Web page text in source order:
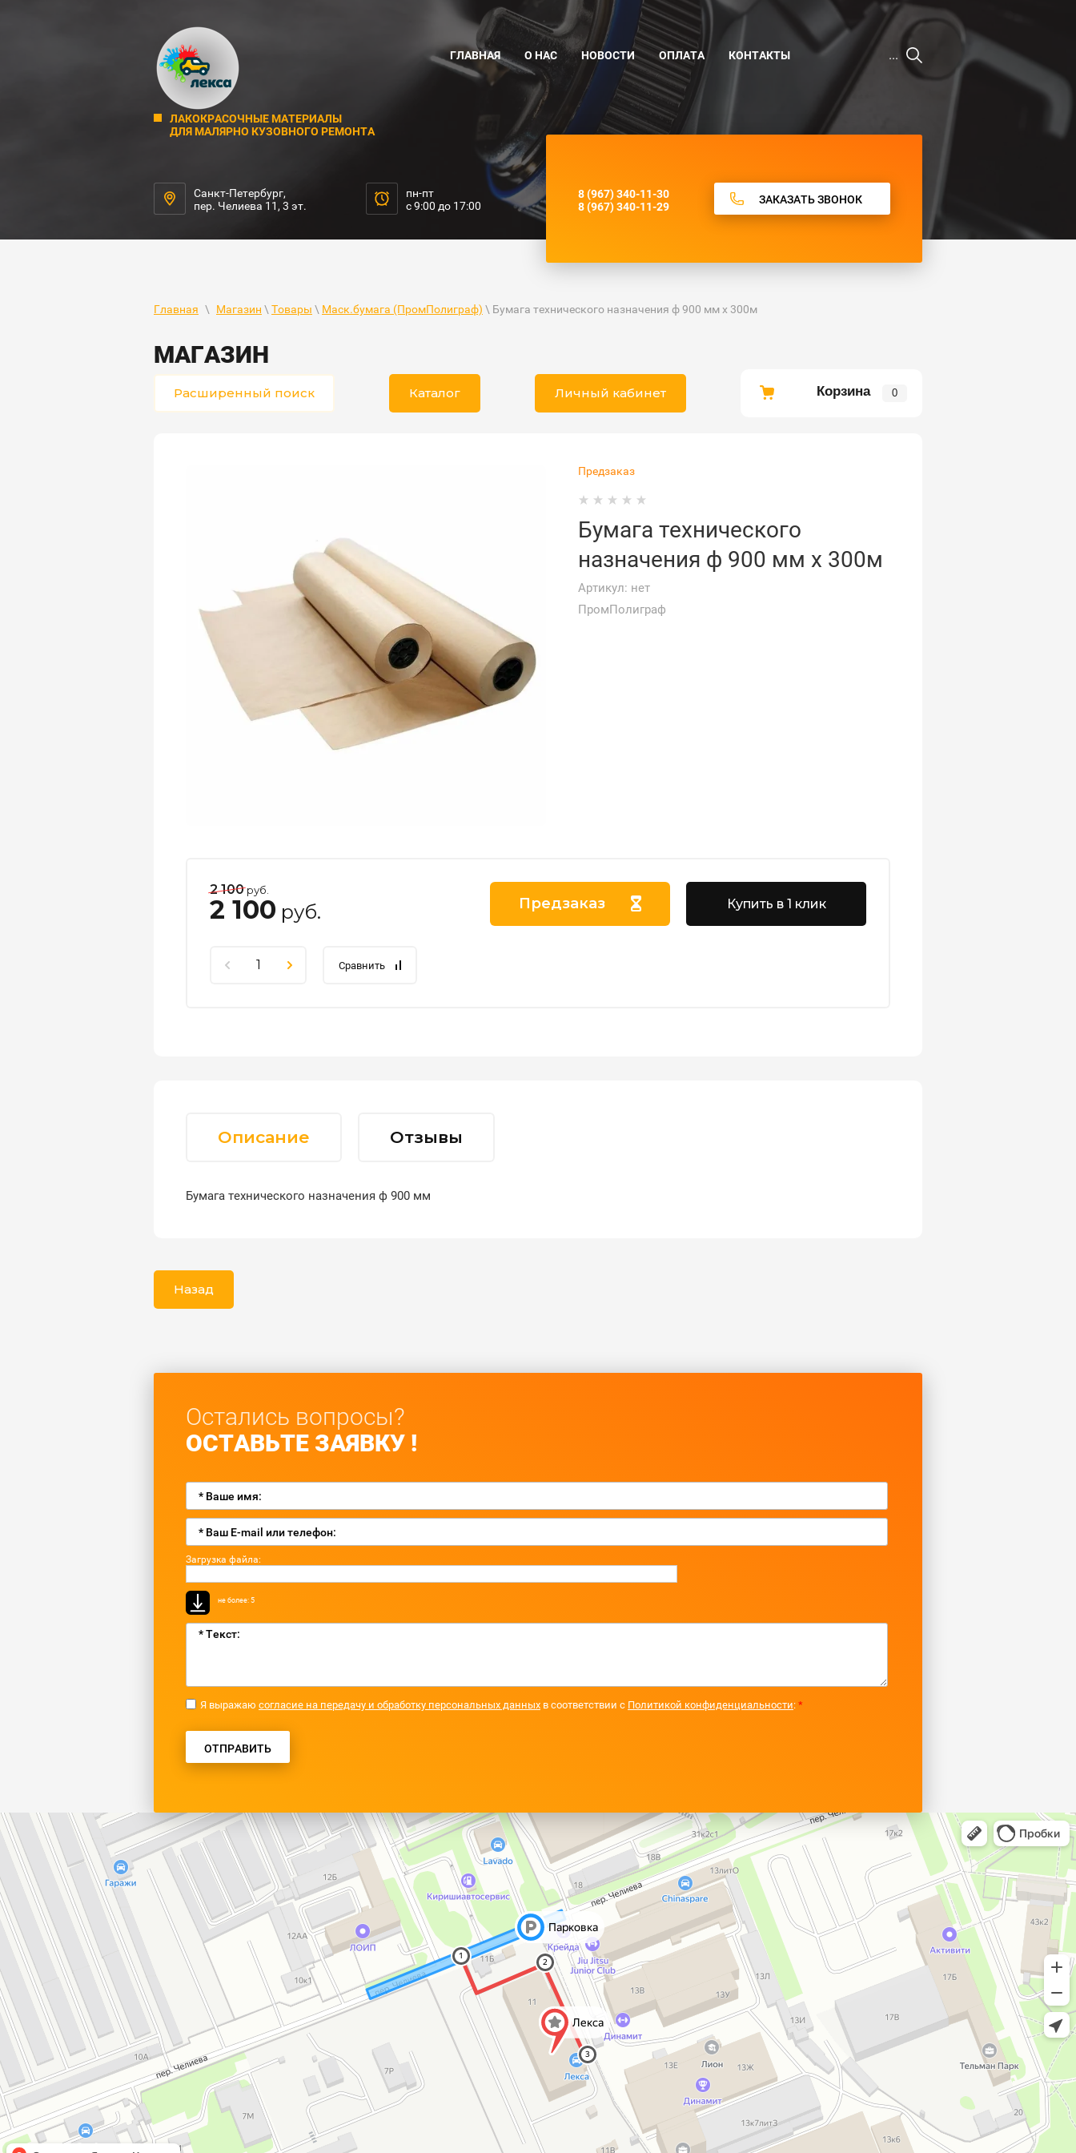
ЛАКОКРАСОЧНЫЕ МАТЕРИАЛЫ
ДЛЯ МАЛЯРНО КУЗОВНОГО РЕМОНТА
ГЛАВНАЯ О НАС НОВОСТИ ОПЛАТА КОНТАКТЫ ...
Санкт-Петербург,
пер. Челиева 11, 3 эт.
пн-пт
с 9:00 до 17:00
8 (967) 340-11-30
8 (967) 340-11-29
ЗАКАЗАТЬ ЗВОНОК
Главная \ Магазин \ Товары \ Маск.бумага (ПромПолиграф) \ Бумага технического назначения ф 900 мм х 300м
МАГАЗИН
Расширенный поиск Каталог Личный кабинет Корзина 0
Предзаказ
Бумага технического
назначения ф 900 мм х 300м
Артикул: нет
ПромПолиграф
2 100руб.
2 100 руб. Предзаказ Купить в 1 клик
Сравнить
Описание Отзывы
Бумага технического назначения ф 900 мм
Назад
Остались вопросы?
ОСТАВЬТЕ ЗАЯВКУ !
Загрузка файла:
не более: 5
Я выражаю согласие на передачу и обработку персональных данных в соответствии с Политикой конфиденциальности: *
ОТПРАВИТЬ